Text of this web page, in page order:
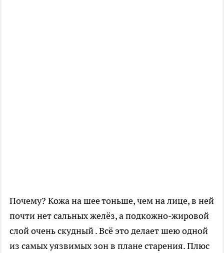
Почему? Кожа на шее тоньше, чем на лице, в ней
почти нет сальных желёз, а подкожно-жировой
слой очень скудный . Всё это делает шею одной
из самых уязвимых зон в плане старения. Плюс